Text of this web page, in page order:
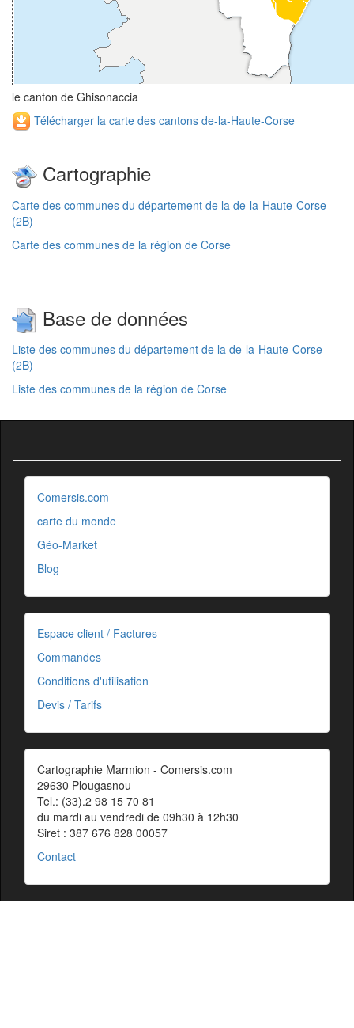
le canton de Ghisonaccia
Télécharger la carte des cantons de-la-Haute-Corse
Cartographie
Carte des communes du département de la de-la-Haute-Corse
(2B)
Carte des communes de la région de Corse
Base de données
Liste des communes du département de la de-la-Haute-Corse
(2B)
Liste des communes de la région de Corse
Comersis.com
carte du monde
Géo-Market
Blog
Espace client / Factures
Commandes
Conditions d'utilisation
Devis / Tarifs
Cartographie Marmion - Comersis.com
29630 Plougasnou
Tel.: (33).2 98 15 70 81
du mardi au vendredi de 09h30 à 12h30
Siret : 387 676 828 00057
Contact